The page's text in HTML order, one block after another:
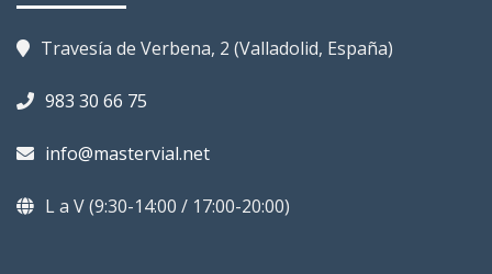
Travesía de Verbena, 2 (Valladolid, España)
983 30 66 75
info@mastervial.net
L a V (9:30-14:00 / 17:00-20:00)